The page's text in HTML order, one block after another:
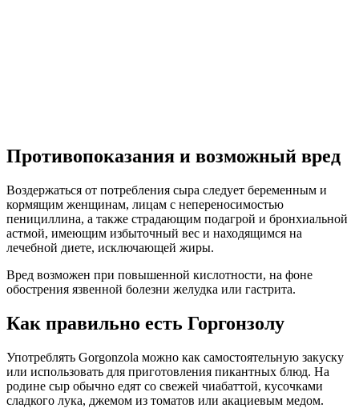
Противопоказания и возможный вред
Воздержаться от потребления сыра следует беременным и
кормящим женщинам, лицам с непереносимостью
пенициллина, а также страдающим подагрой и бронхиальной
астмой, имеющим избыточный вес и находящимся на
лечебной диете, исключающей жиры.
Вред возможен при повышенной кислотности, на фоне
обострения язвенной болезни желудка или гастрита.
Как правильно есть Горгонзолу
Употреблять Gorgonzola можно как самостоятельную закуску
или использовать для приготовления пикантных блюд. На
родине сыр обычно едят со свежей чиабаттой, кусочками
сладкого лука, джемом из томатов или акациевым медом.